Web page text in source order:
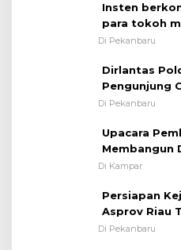
Insten
para tokoh
System OMP
Pentingnya
Situasi
Di Pekanbaru
Dirlantas
Pengunjung
Pesan
Di Pekanbaru
Upacara
Membangun
Kodim 0313/
Di Kampar
Persiapan
Asprov Riau
Lapangan
Di Pekanbaru